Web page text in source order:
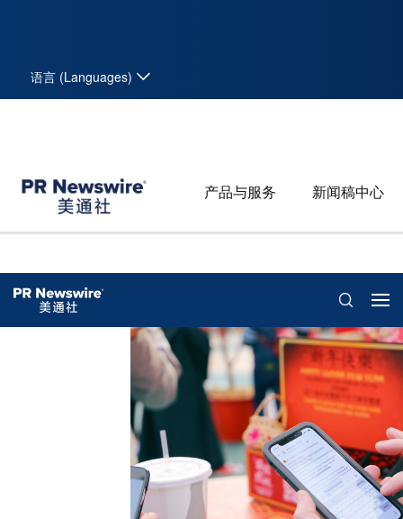
语言 (Languages)
产品与服务 新闻稿中心